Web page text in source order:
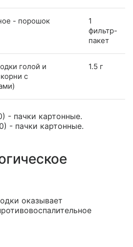
- порошок
1
фильтр-
пакет
голой и
с
1.5 г
- пачки картонные.
- пачки картонные.
оказывает